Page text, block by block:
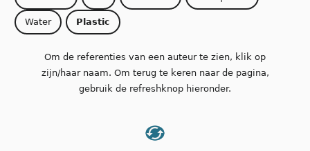
Water Plastic
Om de referenties van een auteur te zien, klik op
zijn/haar naam. Om terug te keren naar de pagina,
gebruik de refreshknop hieronder.